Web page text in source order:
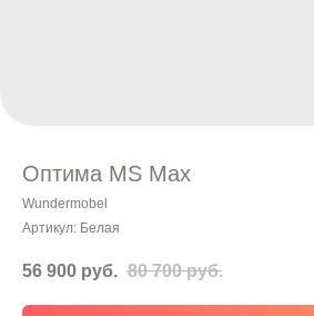
Оптима MS Max
Wundermobel
Артикул: Белая
56 900 руб. 80 700 руб.